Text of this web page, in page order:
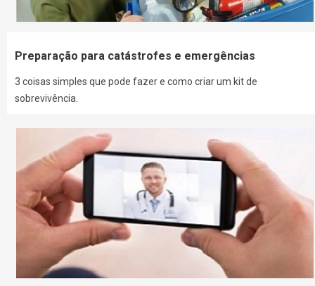
Preparação para catástrofes e emergências
3 coisas simples que pode fazer e como criar um kit de
sobrevivência.